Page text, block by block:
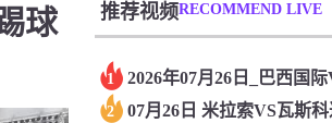
球 推荐视频RECOMMEND LIVE
1
2